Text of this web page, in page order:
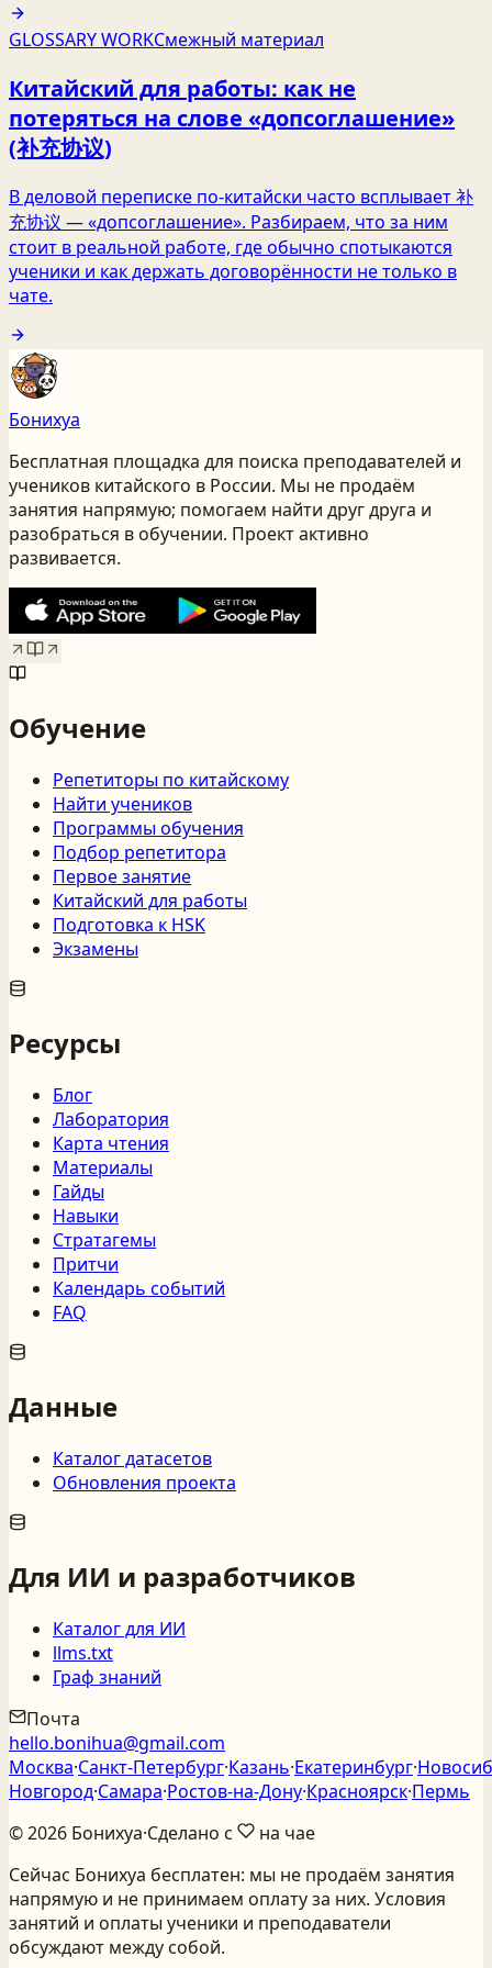
GLOSSARY WORKСмежный материал
Китайский для работы: как не
потеряться на слове «допсоглашение»
(补充协议)
В деловой переписке по-китайски часто всплывает 补
充协议 — «допсоглашение». Разбираем, что за ним
стоит в реальной работе, где обычно спотыкаются
ученики и как держать договорённости не только в
чате.
Бонихуа
Бесплатная площадка для поиска преподавателей и
учеников китайского в России. Мы не продаём
занятия напрямую; помогаем найти друг друга и
разобраться в обучении. Проект активно
развивается.
Обучение
Репетиторы по китайскому
Найти учеников
Программы обучения
Подбор репетитора
Первое занятие
Китайский для работы
Подготовка к HSK
Экзамены
Ресурсы
Блог
Лаборатория
Карта чтения
Материалы
Гайды
Навыки
Стратагемы
Притчи
Календарь событий
FAQ
Данные
Каталог датасетов
Обновления проекта
Для ИИ и разработчиков
Каталог для ИИ
llms.txt
Граф знаний
Почта
hello.bonihua@gmail.com
Москва·Санкт‑Петербург·Казань·Екатеринбург·
Новгород·Самара·Ростов‑на‑Дону·Красноярск·Пермь
©2026 Бонихуа·Сделано с
на чае
Сейчас Бонихуа бесплатен: мы не продаём занятия
напрямую и не принимаем оплату за них. Условия
занятий и оплаты ученики и преподаватели
обсуждают между собой.